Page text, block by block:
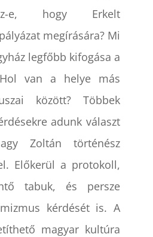
e, hogy Erkelt
megírására? Mi
legfőbb kifogása a
van a helye más
között? Többek
adunk választ
Zoltán történész
Előkerül a protokoll,
tabuk, és persze
kérdését is. A
magyar kultúra